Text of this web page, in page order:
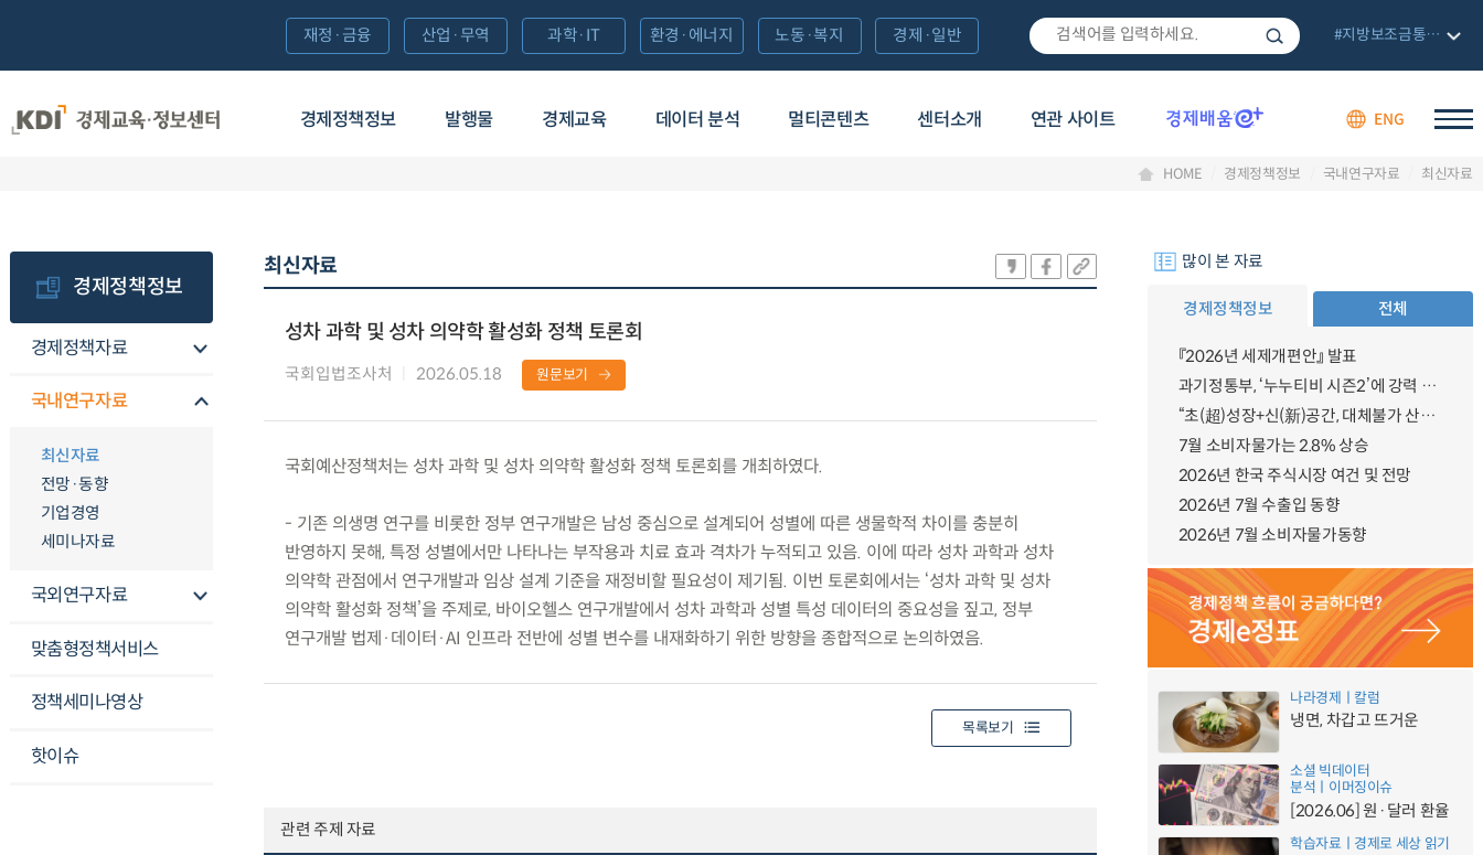
경제정책정보 발행물 경제교육 데이터 분석 멀티콘텐츠 센터소개 연관 사이트 ENG
재정·금융 산업·무역 과학·IT 환경·에너지 노동·복지 경제·일반 #지방보조금통합관리망
HOME 경제정책정보 국내연구자료 최신자료
경제정책정보
경제정책자료
국내연구자료
최신자료
전망·동향
기업경영
세미나자료
국외연구자료
맞춤형정책서비스
정책세미나영상
핫이슈
최신자료
성차 과학 및 성차 의약학 활성화 정책 토론회
국회입법조사처 2026.05.18 원문보기
국회예산정책처는 성차 과학 및 성차 의약학 활성화 정책 토론회를 개최하였다.
- 기존 의생명 연구를 비롯한 정부 연구개발은 남성 중심으로 설계되어 성별에 따른 생물학적 차이를 충분히
반영하지 못해, 특정 성별에서만 나타나는 부작용과 치료 효과 격차가 누적되고 있음. 이에 따라 성차 과학과 성차
의약학 관점에서 연구개발과 임상 설계 기준을 재정비할 필요성이 제기됨. 이번 토론회에서는 ‘성차 과학 및 성차
의약학 활성화 정책’을 주제로, 바이오헬스 연구개발에서 성차 과학과 성별 특성 데이터의 중요성을 짚고, 정부
연구개발 법제·데이터·AI 인프라 전반에 성별 변수를 내재화하기 위한 방향을 종합적으로 논의하였음.
목록보기
관련 주제 자료
많이 본 자료
경제정책정보 전체
『2026년 세제개편안』 발표
과기정통부, ‘누누티비 시즌2’에 강력 대응 의지 밝혀
“초(超)성장+신(新)공간, 대체불가 산업강국”
7월 소비자물가는 2.8% 상승
2026년 한국 주식시장 여건 및 전망
2026년 7월 수출입 동향
2026년 7월 소비자물가동향
나라경제ㅣ칼럼
냉면, 차갑고 뜨거운
소셜 빅데이터
분석ㅣ이머징이슈
[2026.06] 원·달러 환율
학습자료ㅣ경제로 세상 읽기